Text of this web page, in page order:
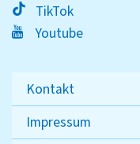
TikTok
Youtube
Kontakt
Impressum